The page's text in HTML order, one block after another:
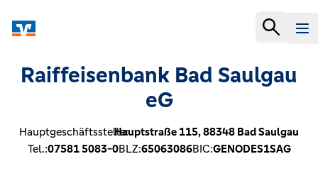
Raiffeisenbank Bad Saulgau
eG
Hauptgeschäftsstelle:Hauptstraße 115,88348 Bad Saulgau
Tel.:07581 5083-0BLZ:65063086BIC:GENODES1SAG